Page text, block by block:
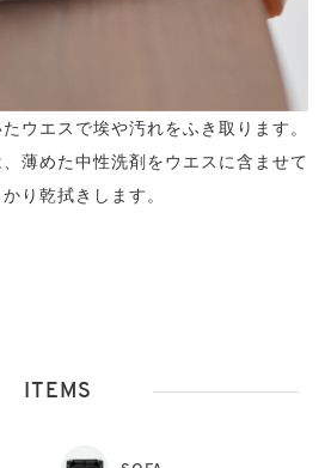
ウエスで埃や汚れをふき取ります。
薄めた中性洗剤をウエスに含ませて
り乾拭きします。
ITEMS